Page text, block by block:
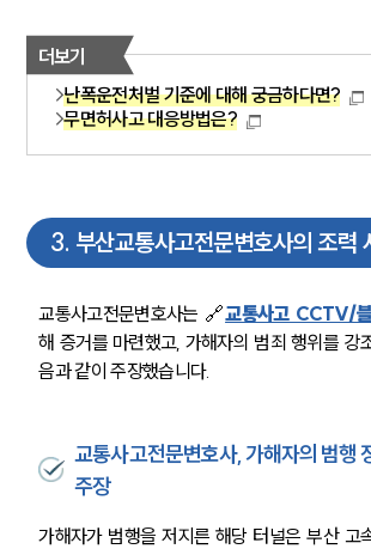
더보기
난폭운전처벌 기준에 대해 궁금하다면?
무면허사고 대응방법은?
3. 부산교통사고전문변호사의 조력
교통사고전문변호사는 🔗교통사고 CCTV/
해 증거를 마련했고, 가해자의 범죄 행위를 강
음과 같이 주장했습니다.
교통사고전문변호사, 가해자의 범행
주장
가해자가 범행을 저지른 해당 터널은 부산 고